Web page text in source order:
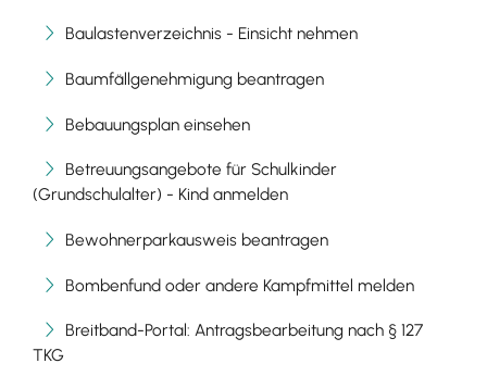
Baulastenverzeichnis - Einsicht nehmen
Baumfällgenehmigung beantragen
Bebauungsplan einsehen
Betreuungsangebote für Schulkinder
(Grundschulalter) - Kind anmelden
Bewohnerparkausweis beantragen
Bombenfund oder andere Kampfmittel melden
Breitband-Portal: Antragsbearbeitung nach § 127
TKG